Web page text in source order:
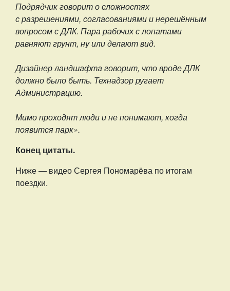
Подрядчик говорит о сложностях
с разрешениями, согласованиями и нерешённым
вопросом с ДЛК. Пара рабочих с лопатами
равняют грунт, ну или делают вид.
Дизайнер ландшафта говорит, что вроде ДЛК
должно было быть. Технадзор ругает
Администрацию.
Мимо проходят люди и не понимают, когда
появится парк».
Конец цитаты.
Ниже — видео Сергея Пономарёва по итогам
поездки.